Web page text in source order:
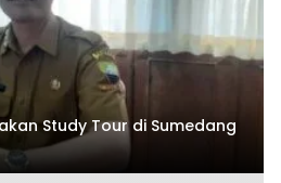
Study Tour di Sumedang